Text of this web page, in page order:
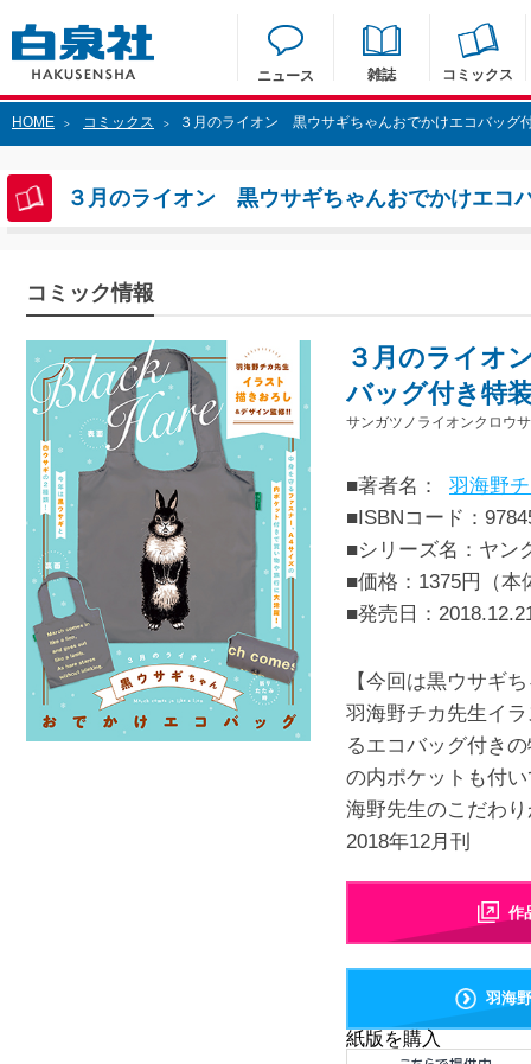
ニュース 雑誌 コミックス
HOME > コミックス > ３月のライオン 黒ウサギちゃんおでかけエコバッグ
３月のライオン 黒ウサギちゃんおでかけエコ
コミック情報
３月のライオ
バッグ付き特
サンガツノライオンクロウ
■著者名：
羽海野
■ISBNコード：
■シリーズ名：ヤン
■価格：1375円（本
■発売日：
【今回は黒ウサギ
羽海野チカ先生イ
るエコバッグ付き
の内ポケットも付
海野先生のこだわ
2018年12月刊
作
羽海
紙版を購入